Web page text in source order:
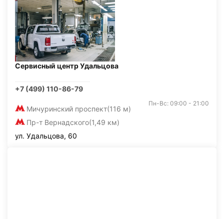
Сервисный центр Удальцова
+7 (499) 110-86-79
Мичуринский проспект(116 м)
Пр-т Вернадского(1,49 км)
Пн-Вс: 09:00 - 21:00
ул. Удальцова, 60